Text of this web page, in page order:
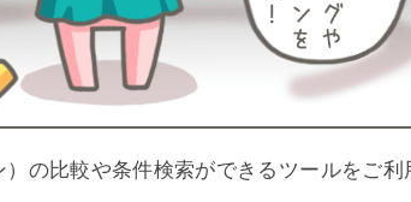
の比較や条件検索ができるツールをご利